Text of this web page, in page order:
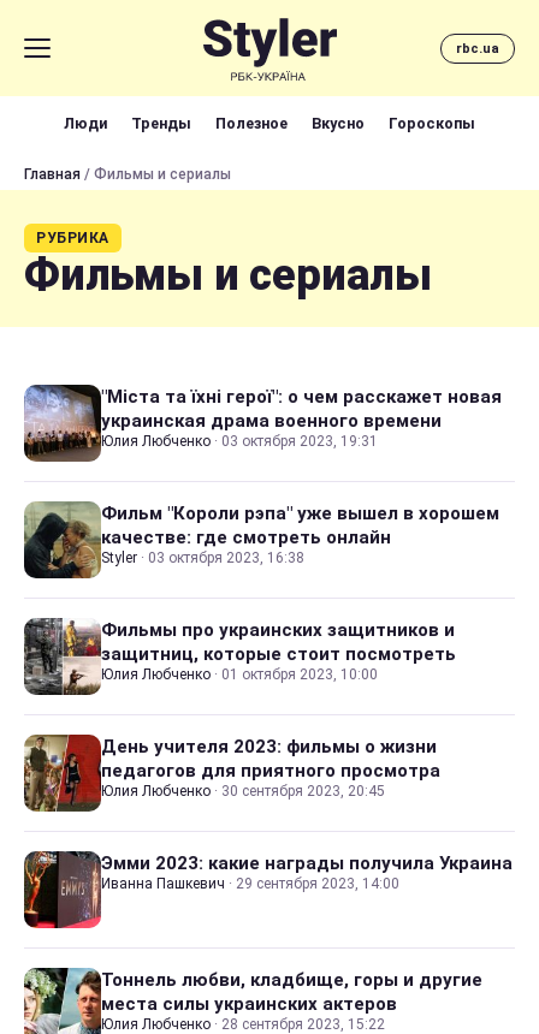
rbc.ua
Люди Тренды Полезное Вкусно Гороскопы
Главная / Фильмы и сериалы
РУБРИКА
Фильмы и сериалы
"Міста та їхні герої": о чем расскажет новая
украинская драма военного времени
Юлия Любченко · 03 октября 2023, 19:31
Фильм "Короли рэпа" уже вышел в хорошем
качестве: где смотреть онлайн
Styler · 03 октября 2023, 16:38
Фильмы про украинских защитников и
защитниц, которые стоит посмотреть
Юлия Любченко · 01 октября 2023, 10:00
День учителя 2023: фильмы о жизни
педагогов для приятного просмотра
Юлия Любченко · 30 сентября 2023, 20:45
Эмми 2023: какие награды получила Украина
Иванна Пашкевич · 29 сентября 2023, 14:00
Тоннель любви, кладбище, горы и другие
места силы украинских актеров
Юлия Любченко · 28 сентября 2023, 15:22